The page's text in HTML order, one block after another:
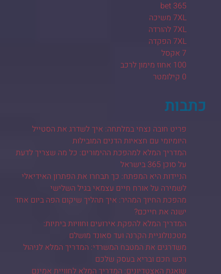
bet 365
7XL משיכה
7XL להורדה
7XL הפקדה
7 אקסל
100 אחוז מימון לרכב
0 קילומטר
כתבות
פריט חובה נצחי במלתחה: איך לשדרג את הסטייל
היומיומי עם חצאיות הדנים המובילות
המדריך המלא למהפכת ההימורים: כל מה שצריך לדעת
על סוכן 365 בישראל
הניידות היא המפתח: כך תבחרו את הפתרון האידיאלי
לשמירה על אורח חיים עצמאי בגיל השלישי
מהפכת החיוך המהיר: איך תהליך שיקום הפה ביום אחד
ישנה את חייכם?
המדריך המלא להפקת אירועים וחוויות ביתיות:
מטכנולוגיית הקרנה ועד סאונד מושלם
משדרגים את המטבח המשרדי: המדריך המלא לניהול
רכש חכם ובריא בעסק שלכם
שואגת האצטדיונים: המדריך המלא לחוויית אמינם